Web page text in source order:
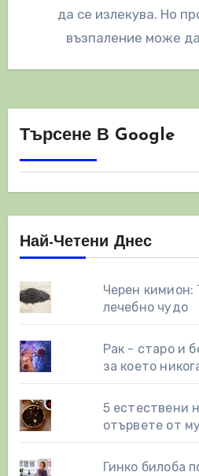
да се излекува. Но
възпаление може
Търсене В Google
Най-Четени Днес
Черен кимион:
лечебно чудо
Рак - старо и
за което
5 естествени
отървете от
Гинко билоба